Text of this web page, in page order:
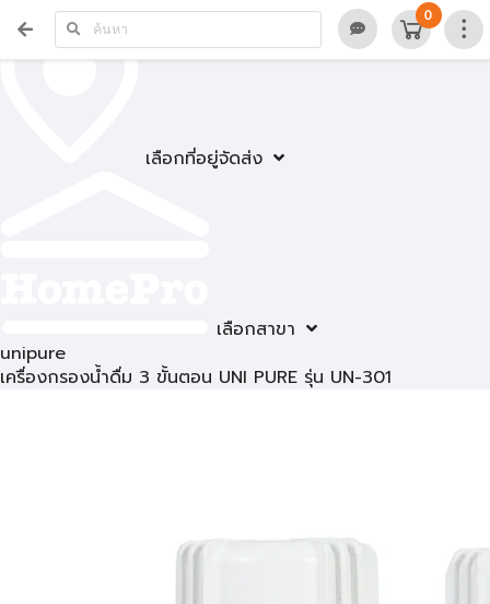
เลือกที่อยู่จัดส่ง
เลือกสาขา
0
unipure
เครื่องกรองน้ำดื่ม 3 ขั้นตอน UNI PURE รุ่น UN-301